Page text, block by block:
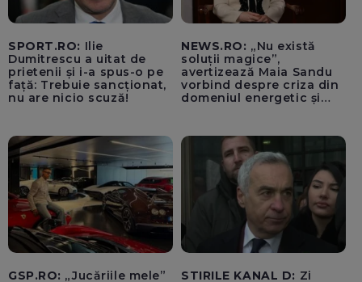
SPORT.RO: Ilie
Dumitrescu a uitat de
prietenii și i-a spus-o pe
față: Trebuie sancționat,
nu are nicio scuză!
NEWS.RO: „Nu există
soluții magice”,
avertizează Maia Sandu
vorbind despre criza din
domeniul energetic și
economii: „Altfel vom
plăti tarife foarte mari”
GSP.RO: „Jucăriile mele”
STIRILE KANAL D: Zi